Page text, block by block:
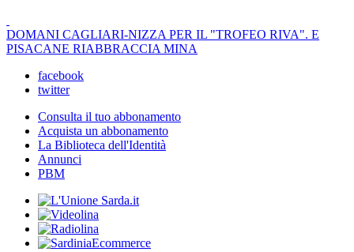
DOMANI CAGLIARI-NIZZA PER IL "TROFEO RIVA". E
PISACANE RIABBRACCIA MINA
facebook
twitter
Consulta il tuo abbonamento
Acquista un abbonamento
La Biblioteca dell'Identità
Annunci
PBM